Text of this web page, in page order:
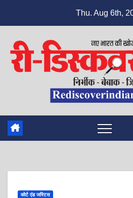
Thu. Aug 6th,
कोर्ट एंड जस्टिस